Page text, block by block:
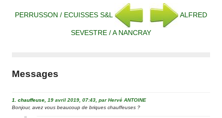
PERRUSSON / ECUISSES S&L ALFRED
SEVESTRE / A NANCRAY
Messages
1. chauffeuse, 19 avril 2019, 07:43 ,parHervé ANTOINE
Bonjour, avez vous beaucoup de briques chauffeuses ?